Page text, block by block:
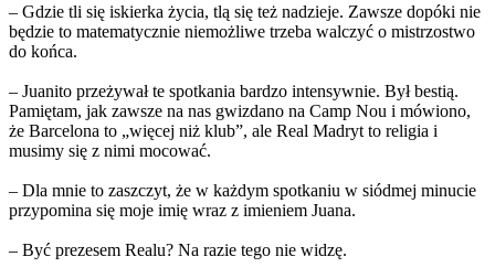
– Gdzie tli się iskierka życia, tlą się też nadzieje. Zawsze dopóki nie
będzie to matematycznie niemożliwe trzeba walczyć o mistrzostwo
do końca.
– Juanito przeżywał te spotkania bardzo intensywnie. Był bestią.
Pamiętam, jak zawsze na nas gwizdano na Camp Nou i mówiono,
że Barcelona to „więcej niż klub”, ale Real Madryt to religia i
musimy się z nimi mocować.
– Dla mnie to zaszczyt, że w każdym spotkaniu w siódmej minucie
przypomina się moje imię wraz z imieniem Juana.
– Być prezesem Realu? Na razie tego nie widzę.